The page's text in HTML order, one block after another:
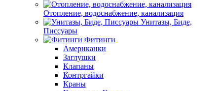
Отопление, водоснабжение, канализация
Унитазы, Биде,
Писсуары
Фитинги
Американки
Заглушки
Клапаны
Контргайки
Краны